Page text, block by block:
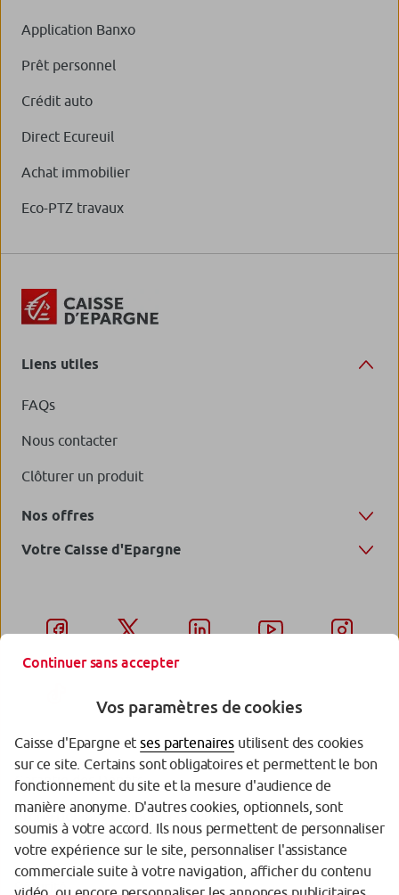
Application Banxo
Prêt personnel
Crédit auto
Direct Ecureuil
Achat immobilier
Eco-PTZ travaux
Liens utiles
FAQs
Nous contacter
Clôturer un produit
Nos offres
Votre Caisse d'Epargne
Garantie des Dépôts
Protection des données personnelles
Politique cookies
Sécurité
Continuer sans accepter
Vos paramètres de cookies
Caisse d'Epargne etses partenaires utilisent des cookies
sur ce site. Certains sont obligatoires et permettent le bon
fonctionnement du site et la mesure d'audience de
manière anonyme. D'autres cookies, optionnels, sont
soumis à votre accord. Ils nous permettent de personnaliser
votre expérience sur le site, personnaliser l'assistance
commerciale suite à votre navigation, afficher du contenu